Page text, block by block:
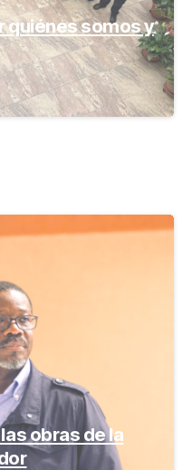
quiénes somos y
obras de la